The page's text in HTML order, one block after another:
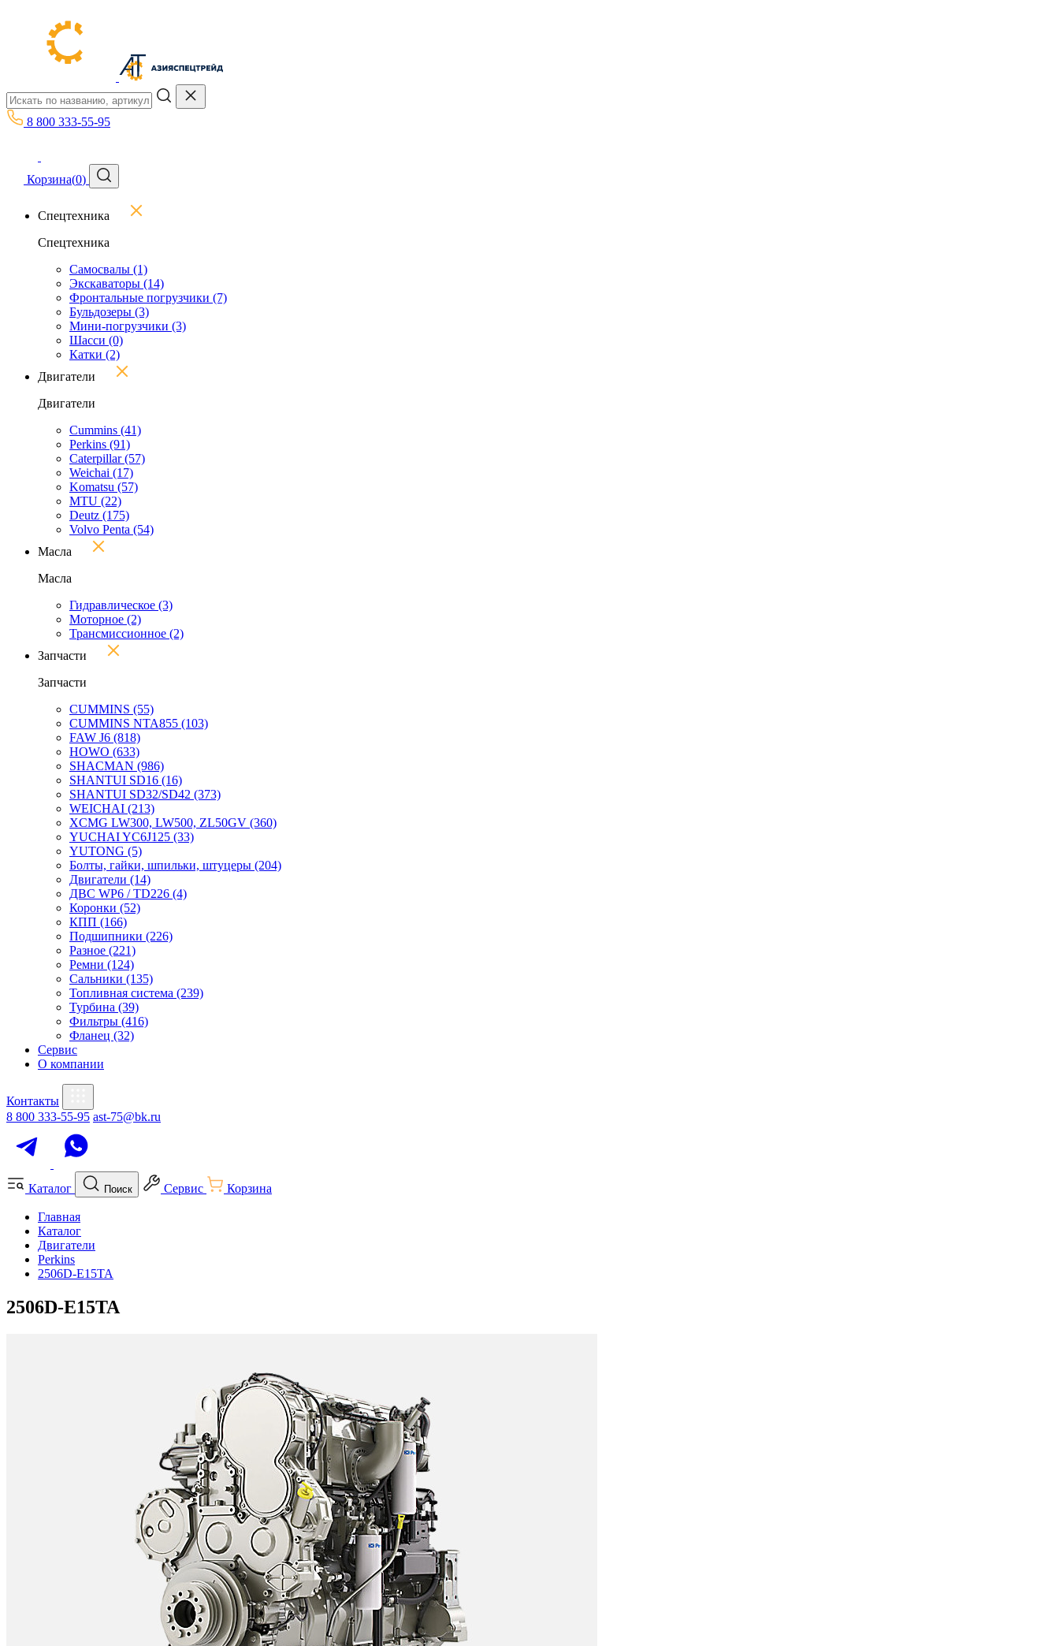
8 800 333-55-95
Корзина(0)
Спецтехника
Спецтехника
Самосвалы (1)
Экскаваторы (14)
Фронтальные погрузчики (7)
Бульдозеры (3)
Мини-погрузчики (3)
Шасси (0)
Катки (2)
Двигатели
Двигатели
Cummins (41)
Perkins (91)
Caterpillar(57)
Weichai (17)
Komatsu (57)
MTU (22)
Deutz (175)
Volvo Penta (54)
Масла
Масла
Гидравлическое (3)
Моторное (2)
Трансмиссионное (2)
Запчасти
Запчасти
CUMMINS (55)
CUMMINS NTA855 (103)
FAW J6 (818)
HOWO (633)
SHACMAN (986)
SHANTUI SD16 (16)
SHANTUI SD32/SD42 (373)
WEICHAI (213)
XCMG LW300, LW500, ZL50GV (360)
YUCHAI YC6J125 (33)
YUTONG (5)
Болты, гайки, шпильки, штуцеры (204)
Двигатели (14)
ДВС WP6 / TD226 (4)
Коронки (52)
КПП (166)
Подшипники (226)
Разное (221)
Ремни (124)
Сальники (135)
Топливная система (239)
Турбина (39)
Фильтры (416)
Фланец (32)
Сервис
О компании
Контакты
8 800 333-55-95 ast-75@bk.ru
Каталог Поиск Сервис Корзина
Главная
Каталог
Двигатели
Perkins
2506D-E15TA
2506D-E15TA